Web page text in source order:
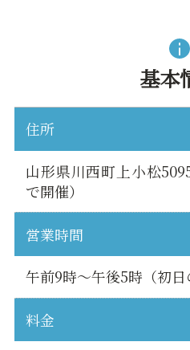
基本
住所
山形県川西町上小松
で開催）
営業時間
午前9時～午後5時（初日
料金